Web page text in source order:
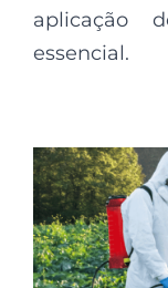
aplicação
essencial.